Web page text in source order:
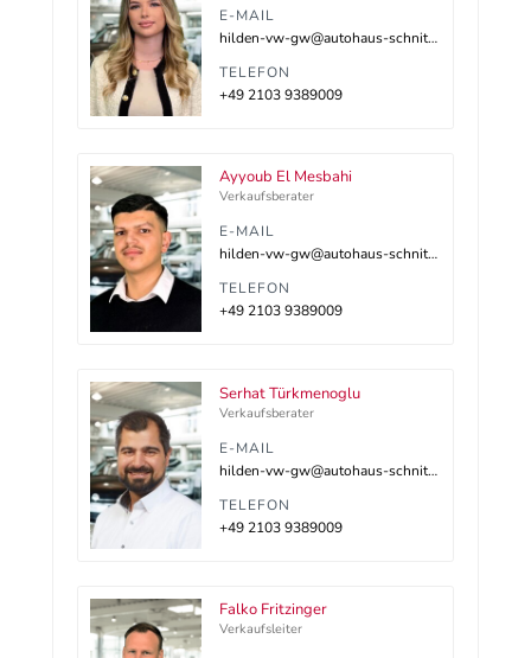
E-MAIL
hilden-vw-gw@autohaus-schnitzler.dealerdesk.de
TELEFON
+49 2103 9389009
Ayyoub El Mesbahi
Verkaufsberater
E-MAIL
hilden-vw-gw@autohaus-schnitzler.dealerdesk.de
TELEFON
+49 2103 9389009
Serhat Türkmenoglu
Verkaufsberater
E-MAIL
hilden-vw-gw@autohaus-schnitzler.dealerdesk.de
TELEFON
+49 2103 9389009
Falko Fritzinger
Verkaufsleiter